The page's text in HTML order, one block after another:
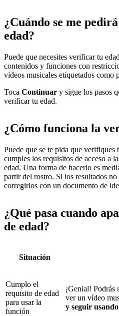
¿Cuándo se me
edad?
Puede que necesites verificar tu
contenidos y funciones con
vídeos musicales etiquetados como
Toca Continuar y sigue los pasos
verificar tu edad.
¿Cómo funciona la
Puede que se te pida que verifiques
cumples los requisitos de acceso a
edad. Una forma de hacerlo es
partir del rostro. Si los resultados no
corregirlos con un documento de
¿Qué pasa cuando
de edad?
Situación
Cumplo el
requisito de edad
para usar la
función
¡Genial! Podrás
ver un vídeo
y seguir